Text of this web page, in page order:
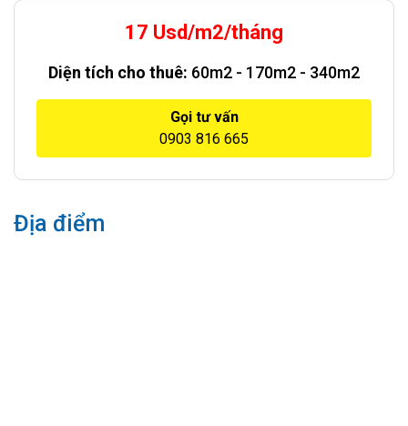
17 Usd/m2/tháng
Diện tích cho thuê: 60m2 - 170m2 - 340m2
Gọi tư vấn
0903 816 665
Địa điểm